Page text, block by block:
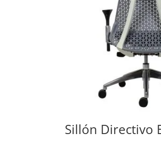
Sillón Directivo